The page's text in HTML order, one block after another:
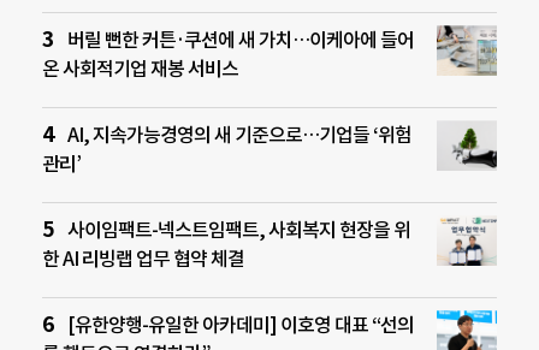
버릴 뻔한 커튼·쿠션에 새 가치…이케아에 들어
온 사회적기업 재봉 서비스
AI, 지속가능경영의 새 기준으로…기업들 ‘위험
관리’
사이임팩트-넥스트임팩트, 사회복지 현장을 위
한 AI 리빙랩 업무 협약 체결
[유한양행-유일한 아카데미] 이호영 대표 “선의